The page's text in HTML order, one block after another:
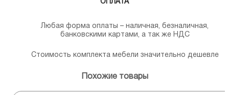
ОПЛАТА
Любая форма оплаты – наличная, безналичная,
банковскими картами, а так же НДС
Стоимость комплекта мебели значительно дешевле
Похожие товары